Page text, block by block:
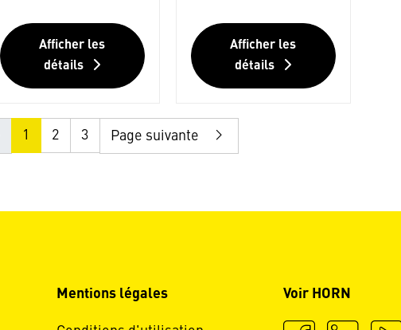
Afficher les
détails
Afficher les
détails
1 2 3 Page suivante
Mentions légales Voir HORN